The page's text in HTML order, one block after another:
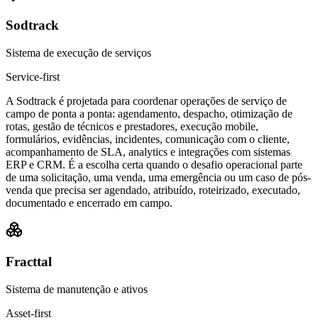
Sodtrack
Sistema de execução de serviços
Service-first
A Sodtrack é projetada para coordenar operações de serviço de
campo de ponta a ponta: agendamento, despacho, otimização de
rotas, gestão de técnicos e prestadores, execução mobile,
formulários, evidências, incidentes, comunicação com o cliente,
acompanhamento de SLA, analytics e integrações com sistemas
ERP e CRM. É a escolha certa quando o desafio operacional parte
de uma solicitação, uma venda, uma emergência ou um caso de pós-
venda que precisa ser agendado, atribuído, roteirizado, executado,
documentado e encerrado em campo.
Fracttal
Sistema de manutenção e ativos
Asset-first